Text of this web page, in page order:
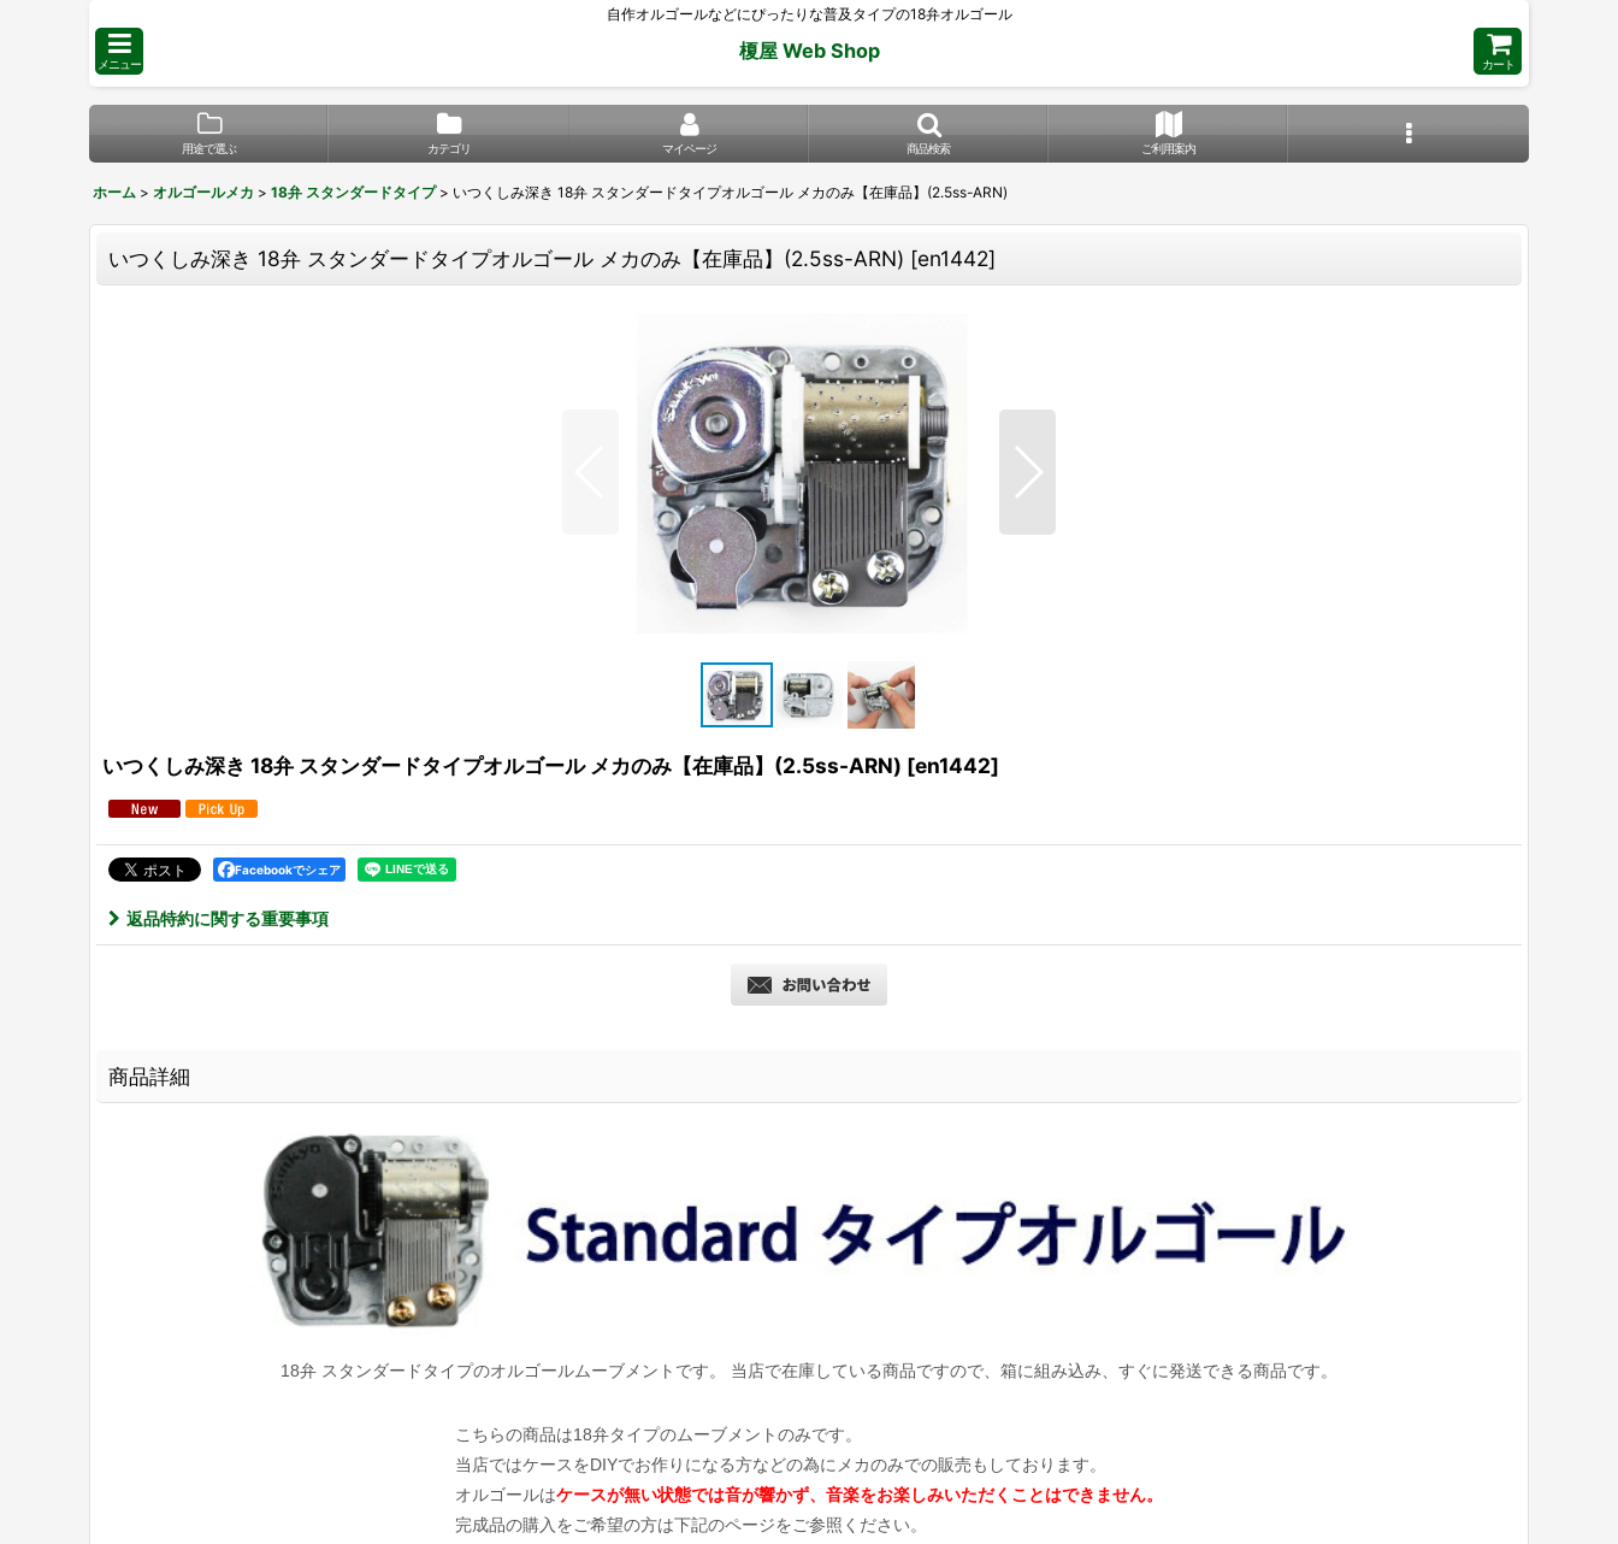
自作オルゴールなどにぴったりな普及タイプの18弁オルゴール
メニュー
榎屋 Web Shop
カート
用途で選ぶ カテゴリ マイページ 商品検索 ご利用案内
ホーム > オルゴールメカ > 18弁 スタンダードタイプ > いつくしみ深き 18弁 スタンダードタイプオルゴール メカのみ【在庫品】(2.5ss-ARN)
いつくしみ深き 18弁 スタンダードタイプオルゴール メカのみ【在庫品】(2.5ss-ARN) [en1442]
いつくしみ深き 18弁 スタンダードタイプオルゴール メカのみ【在庫品】(2.5ss-ARN) [en1442]
Facebookでシェア
返品特約に関する重要事項
商品詳細
18弁 スタンダードタイプのオルゴールムーブメントです。 当店で在庫している商品ですので、箱に組み込み、すぐに発送できる商品です。
こちらの商品は18弁タイプのムーブメントのみです。
当店ではケースをDIYでお作りになる方などの為にメカのみでの販売もしております。
オルゴールはケースが無い状態では音が響かず、音楽をお楽しみいただくことはできません。
完成品の購入をご希望の方は下記のページをご参照ください。